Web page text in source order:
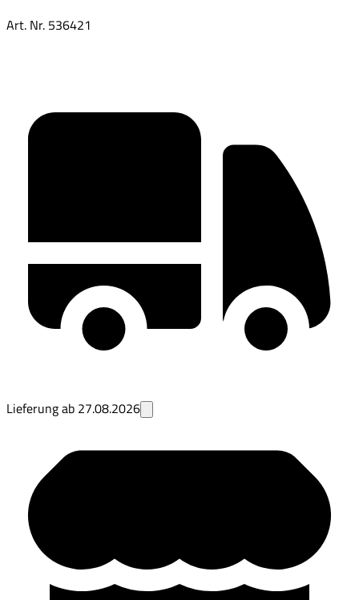
Art. Nr. 536421
Lieferung ab 27.08.2026